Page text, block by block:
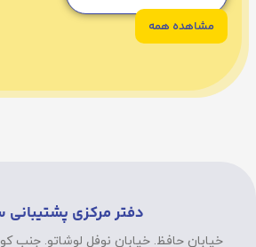
مشاهده همه
دفتر مرکزی پشتیبانی